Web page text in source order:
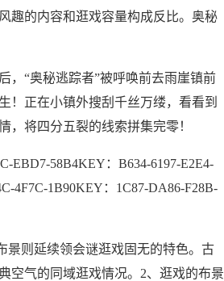
趣的内容和逛戏容量构成反比。奥秘
“奥秘逃踪者”被呼唤前去雨崖镇前
！正在小镇外搜刮千丝万缕，看看到
，将四分五裂的线索拼集完零！
58B4KEY：B634-6197-E2E4-
4F7C-1B90KEY：1C87-DA86-F28B-
则延续领会谜逛戏固无的特色。古
空气的同域逛戏情况。2、逛戏的布景